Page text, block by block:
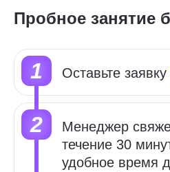
Пробное занятие
Оставьте заявку
Менеджер
течение 30
удобное время